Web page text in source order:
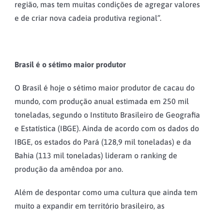
região, mas tem muitas condições de agregar valores
e de criar nova cadeia produtiva regional”.
Brasil é o sétimo maior produtor
O Brasil é hoje o sétimo maior produtor de cacau do
mundo, com produção anual estimada em 250 mil
toneladas, segundo o Instituto Brasileiro de Geografia
e Estatística (IBGE). Ainda de acordo com os dados do
IBGE, os estados do Pará (128,9 mil toneladas) e da
Bahia (113 mil toneladas) lideram o ranking de
produção da amêndoa por ano.
Além de despontar como uma cultura que ainda tem
muito a expandir em território brasileiro, as